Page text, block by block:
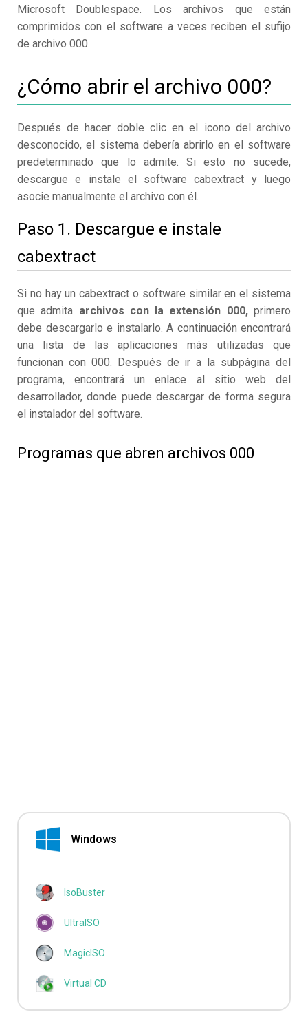
Microsoft Doublespace. Los archivos que están
comprimidos con el software a veces reciben el sufijo
de archivo 000.
¿Cómo abrir el archivo 000?
Después de hacer doble clic en el icono del archivo
desconocido, el sistema debería abrirlo en el software
predeterminado que lo admite. Si esto no sucede,
descargue e instale el software cabextract y luego
asocie manualmente el archivo con él.
Paso 1. Descargue e instale
cabextract
Si no hay un cabextract o software similar en el sistema
que admita archivos con la extensión 000,primero
debe descargarlo e instalarlo. A continuación encontrará
una lista de las aplicaciones más utilizadas que
funcionan con 000. Después de ir a la subpágina del
programa, encontrará un enlace al sitio web del
desarrollador, donde puede descargar de forma segura
el instalador del software.
Programas que abren archivos 000
Windows
IsoBuster
UltraISO
MagicISO
Virtual CD